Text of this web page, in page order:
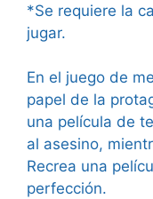
*Se requiere la
jugar.
En el juego de
papel de la
una película de
al asesino,
Recrea una
perfección.